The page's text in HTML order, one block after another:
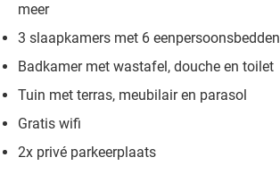
meer
3 slaapkamers met 6 eenpersoonsbedden
Badkamer met wastafel, douche en toilet
Tuin met terras, meubilair en parasol
Gratis wifi
2x privé parkeerplaats